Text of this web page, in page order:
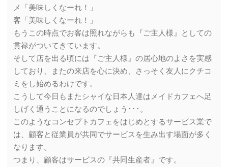
メ「美味しくなーれ！」
客「美味しくなーれ！」
もうこの時点でお客は照れながらも『ご主人様』としての
貫禄がついてきています。
そして店を出る頃には『ご主人様』の居心地のよさを実感
しており、またの来店を心に決め、さっそく友人にクチコ
ミをし始めるわけです。
こうして今日もまたシャイな日本人達はメイドカフェへ足
しげく通うことになるのでしょう･･･。
このようなコンセプトカフェをはじめとするサービス業で
は、顧客と従業員が共同でサービスを生み出す場面が多く
なります。
つまり、顧客はサービスの『共同生産者』です。